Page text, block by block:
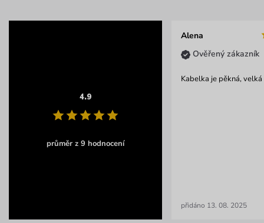
4.9
průměr z 9 hodnocení
Alena
Ověřený zákazník
Kabelka je pěkná,
přidáno 13. 08. 2025